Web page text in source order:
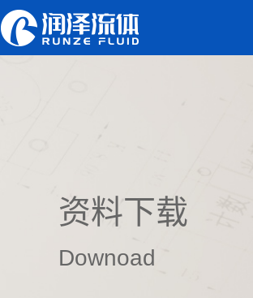
资料下载
Downoad